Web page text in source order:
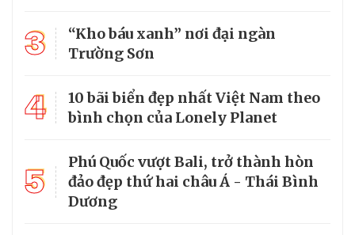
3
“Kho báu xanh” nơi đại ngàn
Trường Sơn
4
10 bãi biển đẹp nhất Việt Nam theo
bình chọn của Lonely Planet
5
Phú Quốc vượt Bali, trở thành hòn
đảo đẹp thứ hai châu Á - Thái Bình
Dương